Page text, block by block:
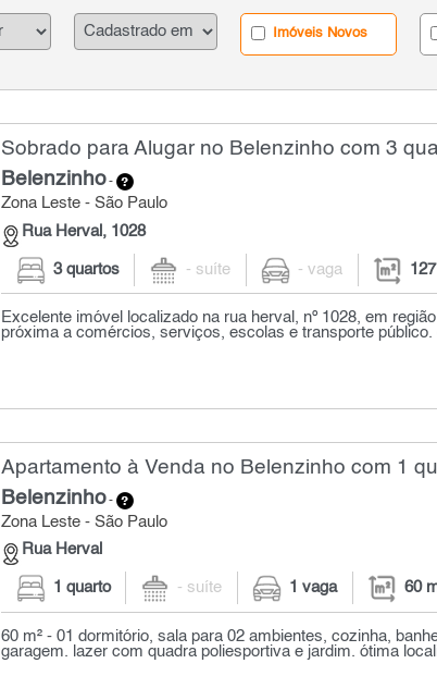
Imóveis Novos
Sobrado para Alugar no Belenzinho com 3
Belenzinho-
Zona Leste - São Paulo
Rua Herval, 1028
3 quartos - suíte - vaga
Excelente imóvel localizado na rua herval, nº 1028, em
próxima a comércios, serviços, escolas e transporte público.
Apartamento à Venda no Belenzinho com 1
Belenzinho-
Zona Leste - São Paulo
Rua Herval
1 quarto - suíte 1 vaga 60
60 m² - 01 dormitório, sala para 02 ambientes, cozinha,
garagem. lazer com quadra poliesportiva e jardim. ótima